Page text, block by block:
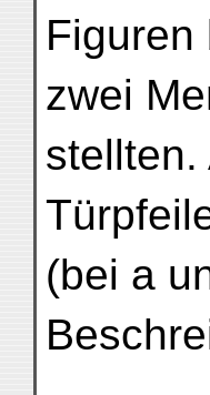
Figuren
zwei
(bei a